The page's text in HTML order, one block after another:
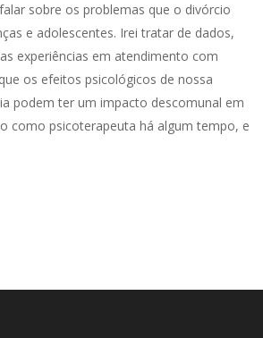
sobre os problemas que o divórcio
e adolescentes. Irei tratar de dados,
experiências em atendimento com
os efeitos psicológicos de nossa
podem ter um impacto descomunal em
como psicoterapeuta há algum tempo, e